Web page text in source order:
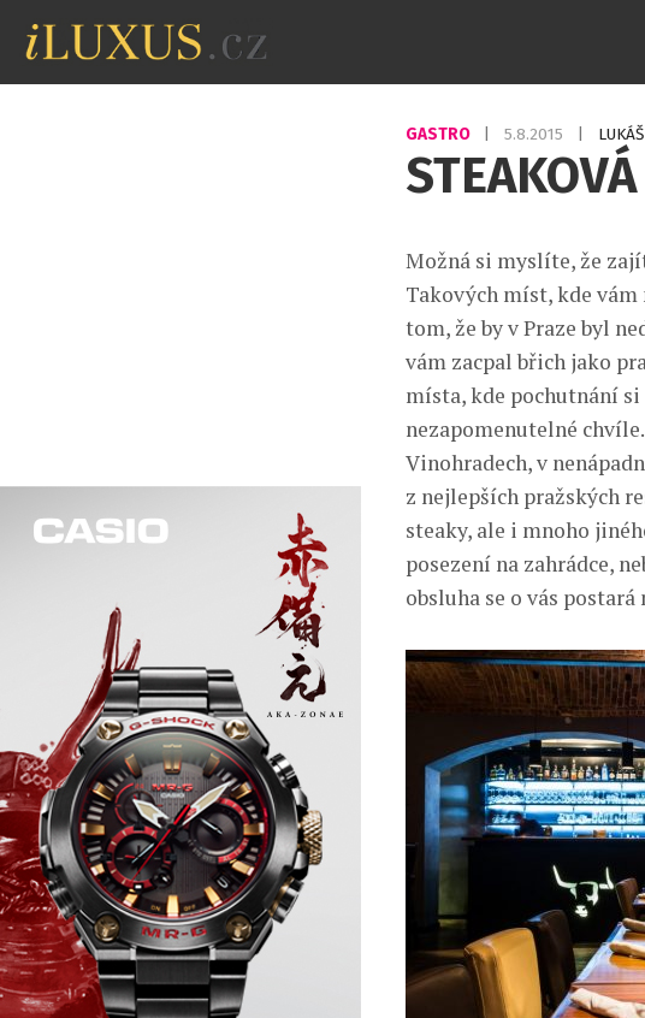
GASTRO 5.8.2015
Možná si myslíte, že
Takových míst, kde vám
tom, že by v Praze byl
vám zacpal břich jako
místa, kde pochutnání
nezapomenutelné
Vinohradech, v
z nejlepších pražských
steaky, ale i mnoho
posezení na zahrádce,
obsluha se o vás